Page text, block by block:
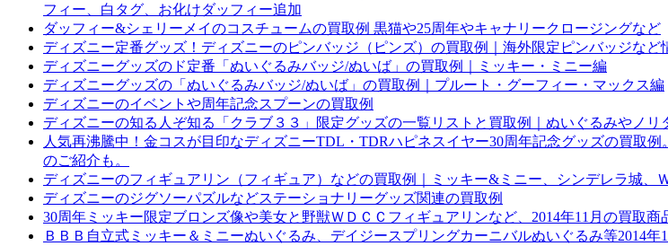
フィー、白タグ、お化けダッフィー追加
ダッフィー&シェリーメイのコスチュームの買取例 黒猫や25周年やキャナリークロージングなど
ディズニー定番グッズ！ディズニーのピンバッジ（ピンズ）の買取例｜海外限定ピンバッジなど
ディズニーグッズのド定番「ぬいぐるみバッジ/ぬいば」の買取例｜ミッキー・ミニー編
ディズニーグッズの「ぬいぐるみバッジ/ぬいば」の買取例｜プルート・グーフィー・マックス編
ディズニーのイベントや周年記念スプーンの買取例
ディズニーの知る人ぞ知る「クラブ３３」限定グッズの一覧リストと買取例｜ぬいぐるみやノ
人気再沸騰中！金コスが目印なディズニーTDL・TDRハピネスイヤー30周年記念グッズの買取
のご紹介も。
ディズニーのフィギュアリン（フィギュア）などの買取例｜ミッキー&ミニー、シンデレラ城、
ディズニーのジグソーパズルなどステーショナリーグッズ関連の買取例
30周年ミッキー限定ブロンズ像や美女と野獣ＷＤＣＣフィギュアリンなど、2014年11月の買取商
ＢＢＢ自立式ミッキー＆ミニーぬいぐるみ、デイジースプリングカーニバルぬいぐるみ等2014年